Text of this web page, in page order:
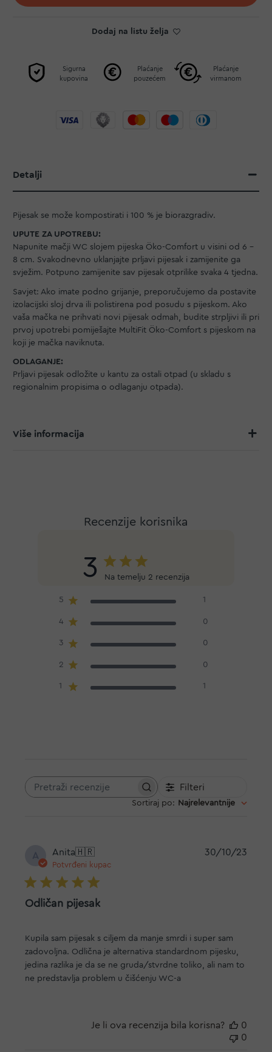
Dodaj na listu želja
Sigurna
kupovina
Plaćanje
pouzećem
Plaćanje
virmanom
Detalji
Pijesak se može kompostirati i 100 % je biorazgradiv.
UPUTE ZA UPOTREBU:
Napunite mačji WC slojem pijeska Öko-Comfort u visini od 6 –
8 cm. Svakodnevno uklanjajte prljavi pijesak i zamijenite ga
svježim. Potpuno zamijenite sav pijesak otprilike svaka 4 tjedna.
Savjet: Ako imate podno grijanje, preporučujemo da postavite
izolacijski sloj drva ili polistirena pod posudu s pijeskom. Ako
vaša mačka ne prihvati novi pijesak odmah, budite strpljivi ili pri
prvoj upotrebi pomiješajte MultiFit Öko-Comfort s pijeskom na
koji je mačka naviknuta.
ODLAGANJE:
Prljavi pijesak odložite u kantu za ostali otpad (u skladu s
regionalnim propisima o odlaganju otpada).
Više informacija
Recenzije korisnika
3 Na temelju 2 recenzija
5 1
4 0
3 0
2 0
1 1
Pretraži
Filteri
Sortiraj po: Najrelevantnije
Anita🇭🇷
Potvrđeni kupac
Odličan pijesak
Kupila sam pijesak s ciljem da manje smrdi i super sam
zadovoljna. Odlična je alternativa standardnom pijesku,
jedina razlika je da se ne gruda/stvrdne toliko, ali nam to
ne predstavlja problem u čišćenju WC-a
30/10/23
Je li ova recenzija bila korisna?
0
0